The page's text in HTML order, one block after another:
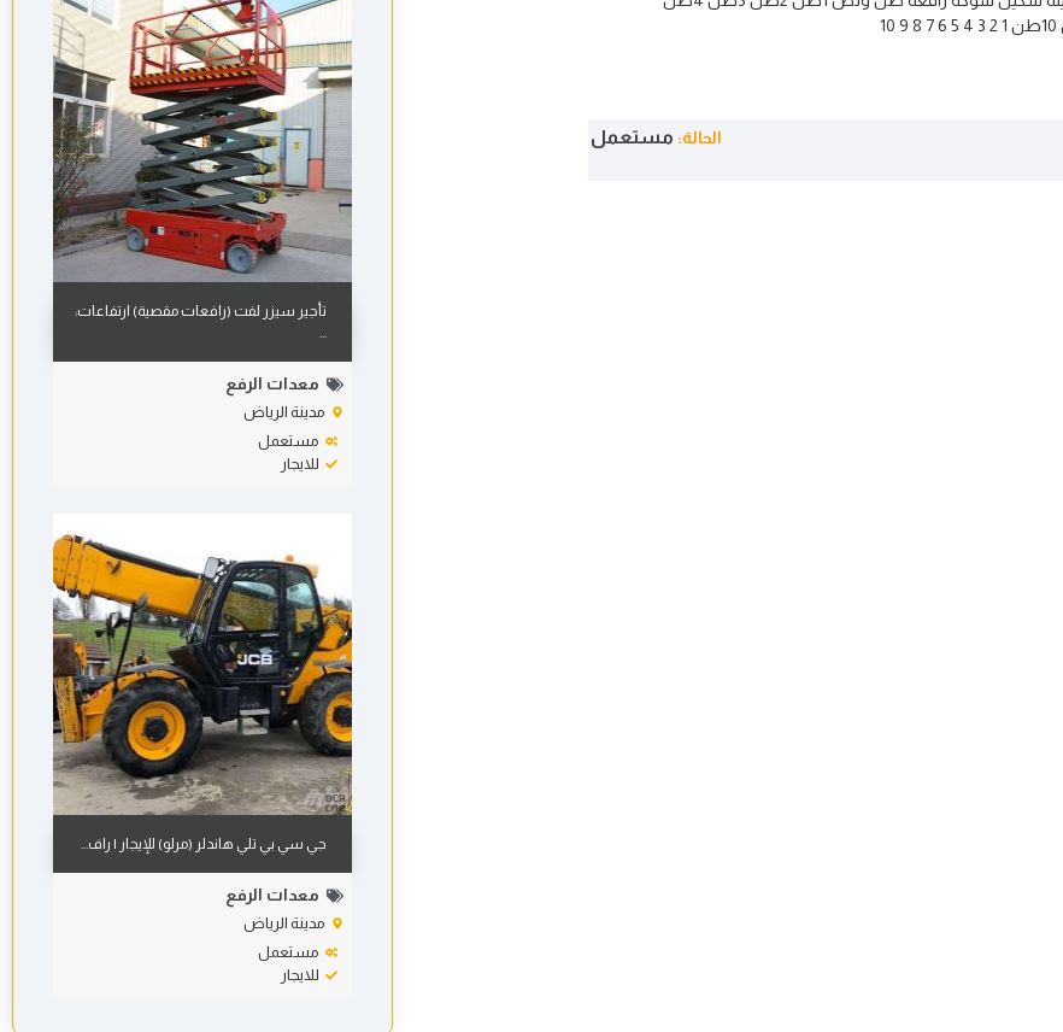
الحالة: مستعمل
تأجير سيزر لفت (رافعات مقصية) ارتفاعات:
...
معدات الرفع
مدينة الرياض
مستعمل
للايجار
جي سي بي تلي هاندلر (مرلو) للإيجار | راف...
معدات الرفع
مدينة الرياض
مستعمل
للايجار